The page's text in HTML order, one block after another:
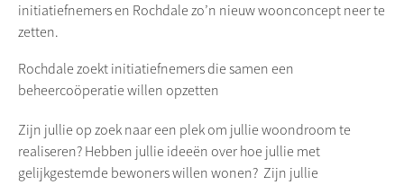
initiatiefnemers en Rochdale zo’n nieuw woonconcept neer te
zetten.
Rochdale zoekt initiatiefnemers die samen een
beheercoöperatie willen opzetten
Zijn jullie op zoek naar een plek om jullie woondroom te
realiseren? Hebben jullie ideeën over hoe jullie met
gelijkgestemde bewoners willen wonen? Zijn jullie